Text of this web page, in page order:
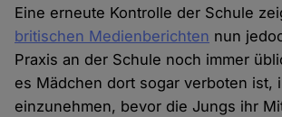
Eine erneute Kontrolle der Schule
britischen Medienberichten nun
Praxis an der Schule noch immer
es Mädchen dort sogar verboten ist,
einzunehmen, bevor die Jungs ihr